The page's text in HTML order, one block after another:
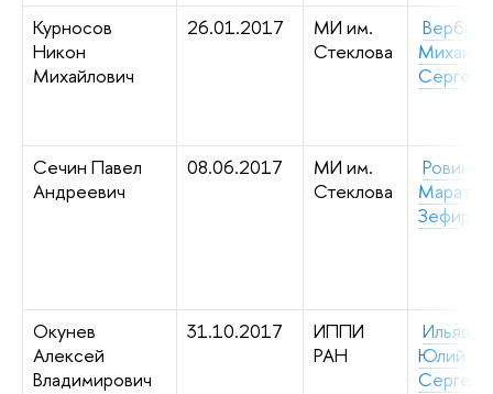
Курносов
Никон
Михайлович
26.01.2017
МИ им.
Стеклова
Михаил
Сечин Павел
Андреевич
08.06.2017
МИ им.
Стеклова
Марат
Окунев
Алексей
Владимирович
31.10.2017
ИППИ
РАН
Юлий